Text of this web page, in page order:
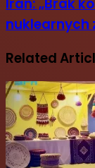
Iran: „Brak
nuklearnych
Related